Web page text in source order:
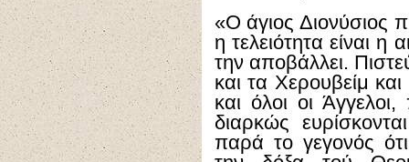
«Ο άγιος Διονύσιος
η τελειότητα είναι η
την αποβάλλει.
και τα Χερουβείμ
και όλοι οι
διαρκώς
παρά το γεγονός